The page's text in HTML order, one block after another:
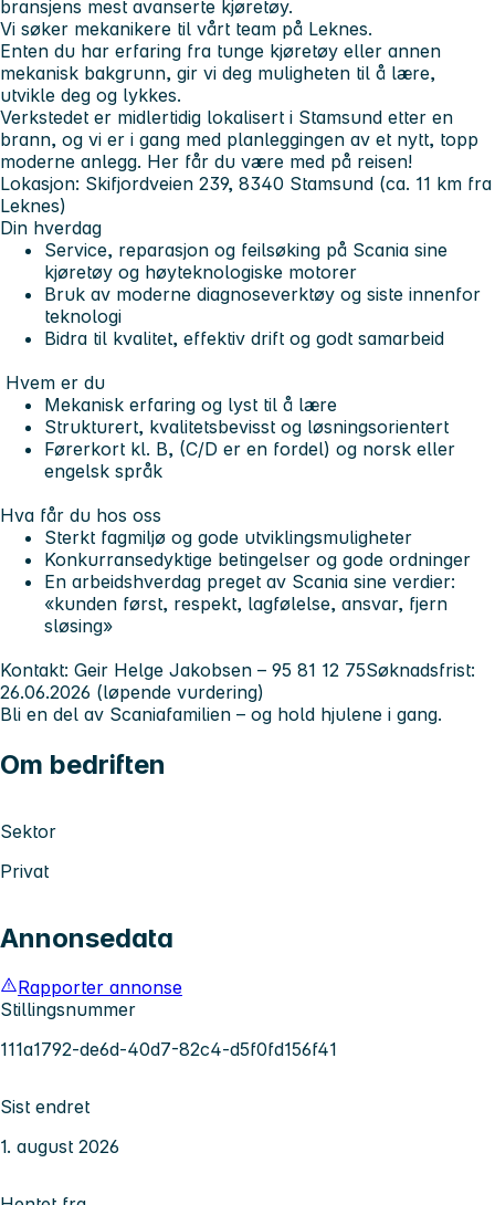
bransjens mest avanserte kjøretøy.
Vi søker mekanikere til vårt team på Leknes.
Enten du har erfaring fra tunge kjøretøy eller annen
mekanisk bakgrunn, gir vi deg muligheten til å lære,
utvikle deg og lykkes.
Verkstedet er midlertidig lokalisert i Stamsund etter en
brann, og vi er i gang med planleggingen av et nytt, topp
moderne anlegg. Her får du være med på reisen!
Lokasjon: Skifjordveien 239, 8340 Stamsund (ca. 11 km fra
Leknes)
Din hverdag
Service, reparasjon og feilsøking på Scania sine
kjøretøy og høyteknologiske motorer
Bruk av moderne diagnoseverktøy og siste innenfor
teknologi
Bidra til kvalitet, effektiv drift og godt samarbeid
Hvem er du
Mekanisk erfaring og lyst til å lære
Strukturert, kvalitetsbevisst og løsningsorientert
Førerkort kl. B, (C/D er en fordel) og norsk eller
engelsk språk
Hva får du hos oss
Sterkt fagmiljø og gode utviklingsmuligheter
Konkurransedyktige betingelser og gode ordninger
En arbeidshverdag preget av Scania sine verdier:
«kunden først, respekt, lagfølelse, ansvar, fjern
sløsing»
Kontakt: Geir Helge Jakobsen – 95 81 12 75Søknadsfrist:
26.06.2026 (løpende vurdering)
Bli en del av Scaniafamilien – og hold hjulene i gang.
Om bedriften
Sektor
Privat
Annonsedata
Rapporter annonse
Stillingsnummer
111a1792-de6d-40d7-82c4-d5f0fd156f41
Sist endret
1. august 2026